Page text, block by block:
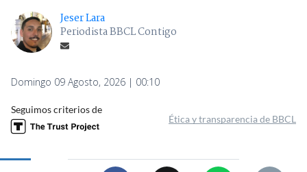
Jeser Lara
Periodista BBCL Contigo
Domingo 09 Agosto, 2026 | 00:10
Seguimos criterios de
Ética y transparencia de BBCL